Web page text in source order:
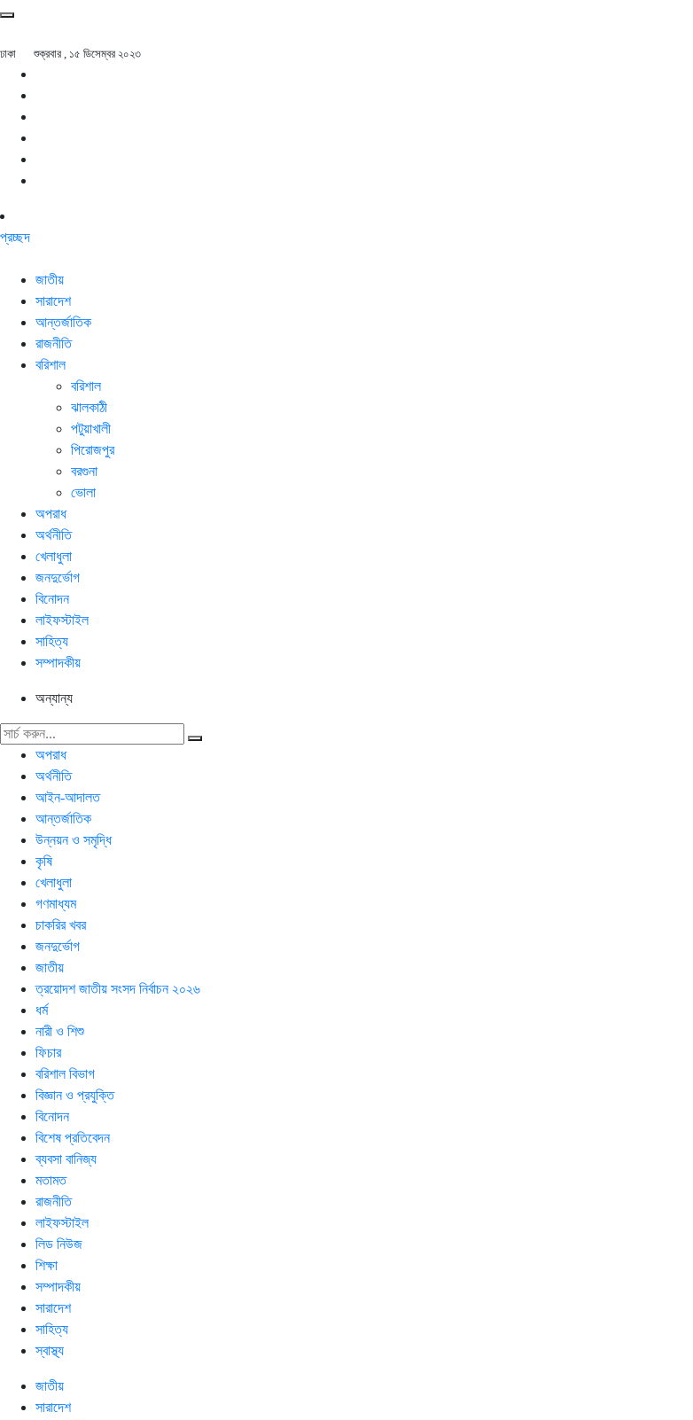
ঢাকা শুক্রবার , ১৫ ডিসেম্বর ২০২৩
প্রচ্ছদ
জাতীয়
সারাদেশ
আন্তর্জাতিক
রাজনীতি
বরিশাল
বরিশাল
ঝালকাঠী
পটুয়াখালী
পিরোজপুর
বরগুনা
ভোলা
অপরাধ
অর্থনীতি
খেলাধুলা
জনদুর্ভোগ
বিনোদন
লাইফস্টাইল
সাহিত্য
সম্পাদকীয়
অন্যান্য
অপরাধ
অর্থনীতি
আইন-আদালত
আন্তর্জাতিক
উন্নয়ন ও সমৃদ্ধি
কৃষি
খেলাধুলা
গণমাধ্যম
চাকরির খবর
জনদুর্ভোগ
জাতীয়
ত্রয়োদশ জাতীয় সংসদ নির্বাচন ২০২৬
ধর্ম
নারী ও শিশু
ফিচার
বরিশাল বিভাগ
বিজ্ঞান ও প্রযুক্তি
বিনোদন
বিশেষ প্রতিবেদন
ব্যবসা বানিজ্য
মতামত
রাজনীতি
লাইফস্টাইল
লিড নিউজ
শিক্ষা
সম্পাদকীয়
সারাদেশ
সাহিত্য
স্বাস্থ্য
জাতীয়
সারাদেশ